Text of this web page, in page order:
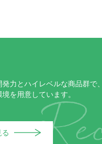
力とハイレベルな商品群で
を用意しています。